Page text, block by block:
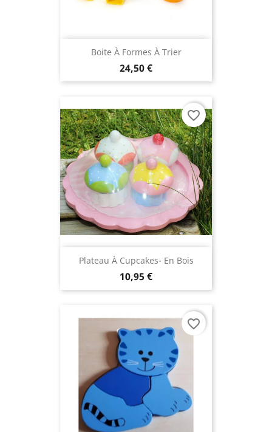
Boite À Formes À Trier
24,50 €
Plateau À Cupcakes- En Bois
10,95 €
favorite_border
favorite_border